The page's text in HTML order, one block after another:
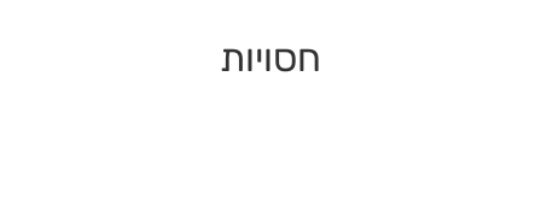
חסויות